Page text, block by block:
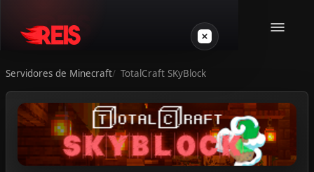
Minecraft
Outros jogos
Servidores de Minecraft TotalCraft SKyBlock